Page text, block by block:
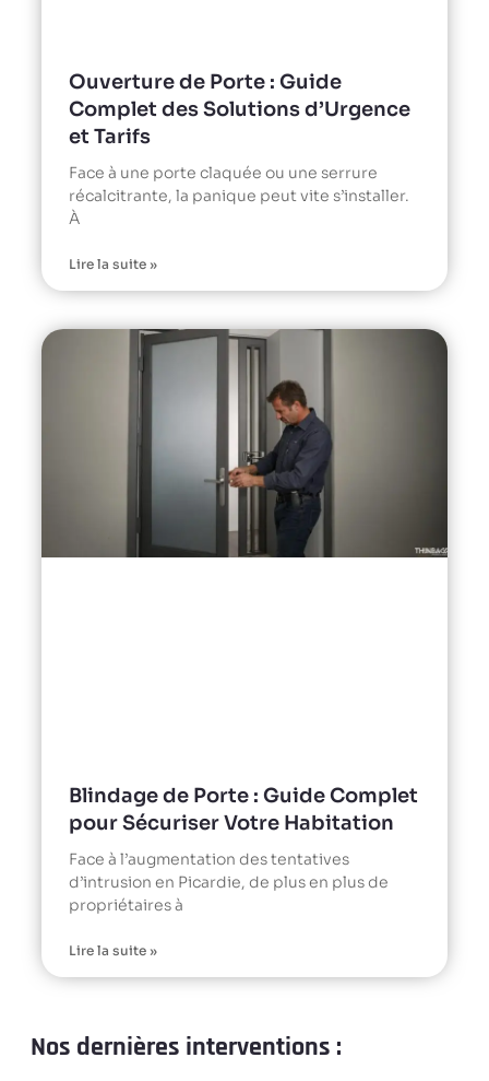
Ouverture de Porte : Guide
Complet des Solutions d’Urgence
et Tarifs
Face à une porte claquée ou une serrure
récalcitrante, la panique peut vite s’installer.
À
Lire la suite »
Blindage de Porte : Guide Complet
pour Sécuriser Votre Habitation
Face à l’augmentation des tentatives
d’intrusion en Picardie, de plus en plus de
propriétaires à
Lire la suite »
Nos dernières interventions :